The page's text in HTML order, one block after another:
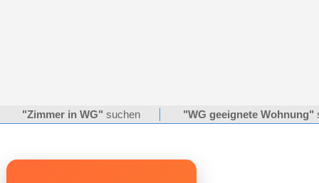
"Zimmer in WG" suchen "WG geeignete Wohnung"